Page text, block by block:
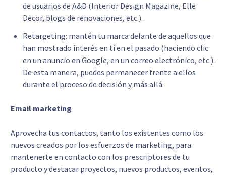
de usuarios de A&D (Interior Design Magazine, Elle
Decor, blogs de renovaciones, etc.).
Retargeting: mantén tu marca delante de aquellos que
han mostrado interés en tí en el pasado (haciendo clic
en un anuncio en Google, en un correo electrónico, etc.).
De esta manera, puedes permanecer frente a ellos
durante el proceso de decisión y más allá.
Email marketing
Aprovecha tus contactos, tanto los existentes como los
nuevos creados por los esfuerzos de marketing, para
mantenerte en contacto con los prescriptores de tu
producto y destacar proyectos, nuevos productos, eventos,